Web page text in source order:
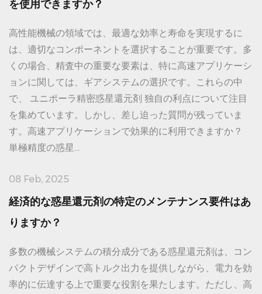
を使用できますか？
高性能機械の領域では、最適な効率と寿命を実現するに
は、適切なコンポーネントを選択することが重要です。多
くの場合、精査中の重要な要素は、特に高速アプリケーシ
ョンに関しては、ギアシステムの選択です。これらの中
で、 ユニポーラ精密惑星還元剤 独自の利点について注目
を集めています。しかし、差し迫った質問が残っていま
す。高速アプリケーションで効果的に利用できますか？
単極精度の惑星...
08 Feb, 2025
経済的な惑星還元剤の特定のメンテナンス要件はあ
りますか？
多数の機械システムの積分成分である惑星還元剤は、コン
パクトデザインで高トルク出力を提供しながら、電力を効
率的に伝達する上で重要な役割を果たします。ただし、高